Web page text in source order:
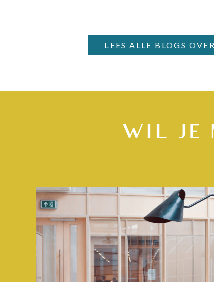
LEES ALLE BLOGS
WIL JE